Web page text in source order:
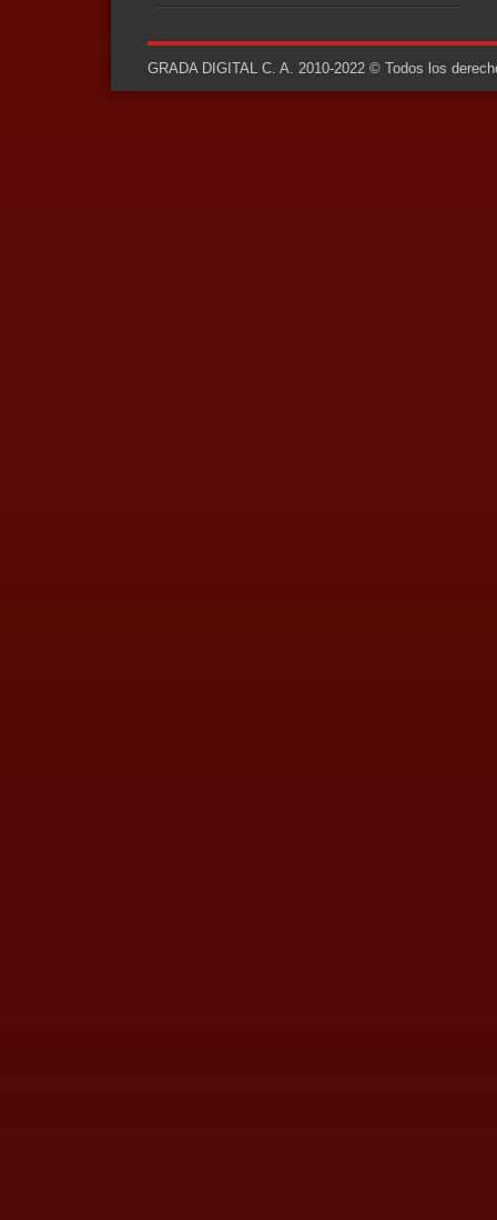
GRADA DIGITAL C. A. 2010-2022 © Todos los